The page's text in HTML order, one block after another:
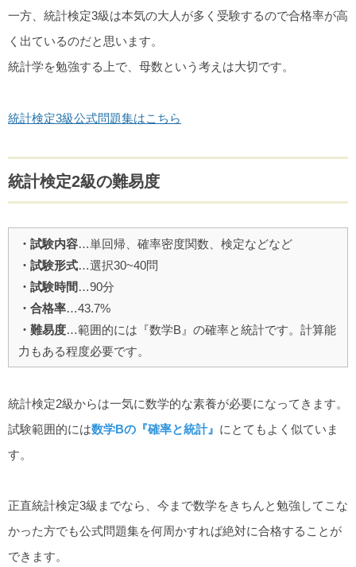
一方、統計検定3級は本気の大人が多く受験するので合格率が高
く出ているのだと思います。
統計学を勉強する上で、母数という考えは大切です。
統計検定3級公式問題集はこちら
統計検定2級の難易度
・試験内容…単回帰、確率密度関数、検定などなど
・試験形式…選択30~40問
・試験時間 …90分
・合格率…43.7%
・難易度…範囲的には『数学B』の確率と統計です。計算能
力もある程度必要です。
統計検定2級からは一気に数学的な素養が必要になってきます。
試験範囲的には数学Bの『確率と統計』 にとてもよく似ていま
す。
正直統計検定3級までなら、今まで数学をきちんと勉強してこな
かった方でも公式問題集を何周かすれば絶対に合格することが
できます。